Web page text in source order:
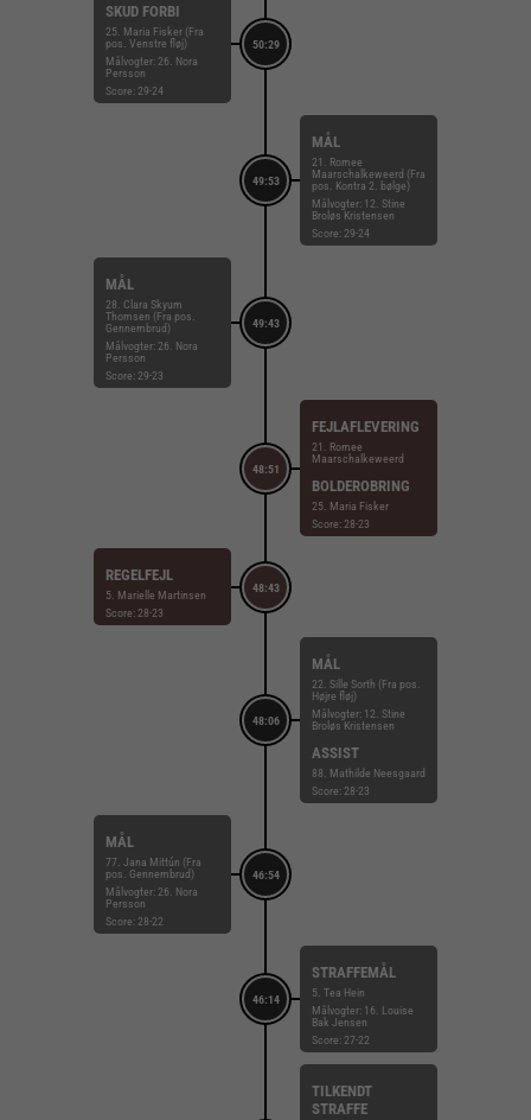
50:29
SKUD FORBI
25. Maria Fisker (Fra
pos. Venstre fløj)
Målvogter: 26. Nora
Persson
Score: 29-24
49:53
MÅL
21. Romee
Maarschalkeweerd (Fra
pos. Kontra 2. bølge)
Målvogter: 12. Stine
Broløs Kristensen
Score: 29-24
49:43
MÅL
28. Clara Skyum
Thomsen (Fra pos.
Gennembrud)
Målvogter: 26. Nora
Persson
Score: 29-23
48:51
FEJLAFLEVERING
21. Romee
Maarschalkeweerd
BOLDEROBRING
25. Maria Fisker
Score: 28-23
48:43
REGELFEJL
5. Marielle Martinsen
Score: 28-23
48:06
MÅL
22. Sille Sorth (Fra pos.
Højre fløj)
Målvogter: 12. Stine
Broløs Kristensen
ASSIST
88. Mathilde Neesgaard
Score: 28-23
46:54
MÅL
77. Jana Mittún (Fra
pos. Gennembrud)
Målvogter: 26. Nora
Persson
Score: 28-22
46:14
STRAFFEMÅL
5. Tea Hein
Målvogter: 16. Louise
Bak Jensen
Score: 27-22
TILKENDT
STRAFFE